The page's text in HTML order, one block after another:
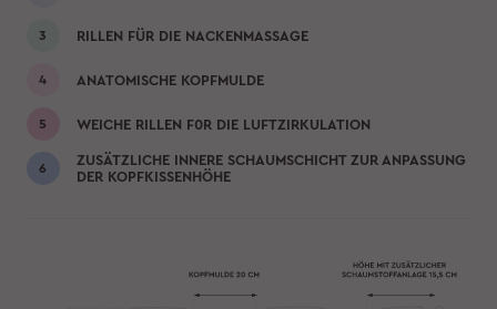
RILLEN FÜR DIE NACKENMASSAGE
ANATOMISCHE KOPFMULDE
WEICHE RILLEN F0R DIE LUFTZIRKULATION
ZUSÄTZLICHE INNERE SCHAUMSCHICHT ZUR ANPASSUNG
DER KOPFKISSENHÖHE